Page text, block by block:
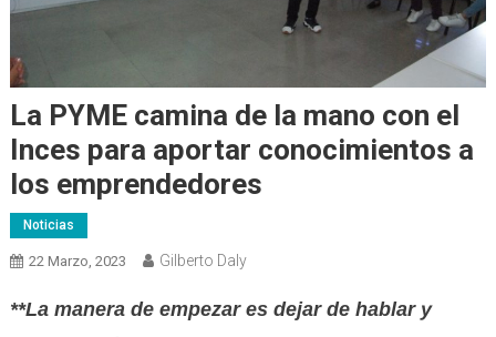
La PYME camina de la mano con el
Inces para aportar conocimientos a
los emprendedores
Noticias
22 Marzo, 2023 Gilberto Daly
**La manera de empezar es dejar de hablar y